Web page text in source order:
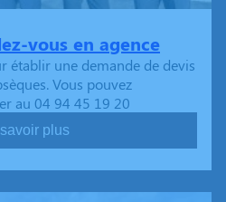
vous en agence
établir une demande de devis
Vous pouvez
au 04 94 45 19 20
plus